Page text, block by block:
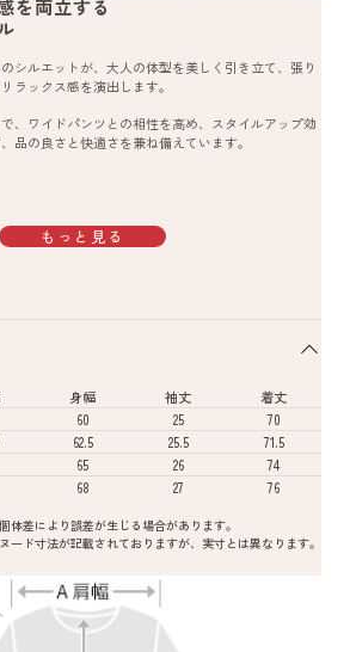
を両立する
シルエットが、大人の体型を美しく引き立て、張り
ラックス感を演出します。
、ワイドパンツとの相性を高め、スタイルアップ効
品の良さと快適さを兼ね備えています。
もっと見る
身幅 袖丈
着丈
60 25
70
62.5 25.5
71.5
65 26
74
68 27 76
差により誤差が生じる場合があります。
ド寸法が記載されておりますが、実寸とは異なります。